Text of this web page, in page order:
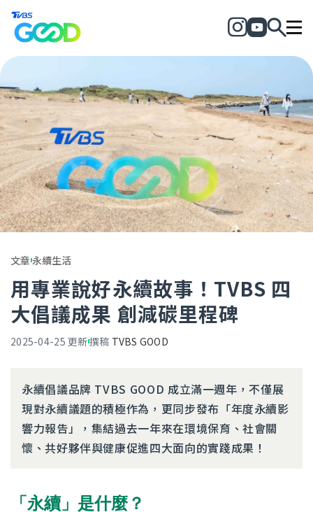
文章永續生活
用專業說好永續故事！TVBS 四
大倡議成果 創減碳里程碑
2025-04-25 更新撰稿 TVBS GOOD
永續倡議品牌 TVBS GOOD 成立滿一週年，不僅展
現對永續議題的積極作為，更同步發布「年度永續影
響力報告」，集結過去一年來在環境保育、社會關
懷、共好夥伴與健康促進四大面向的實踐成果！
「永續」是什麼？